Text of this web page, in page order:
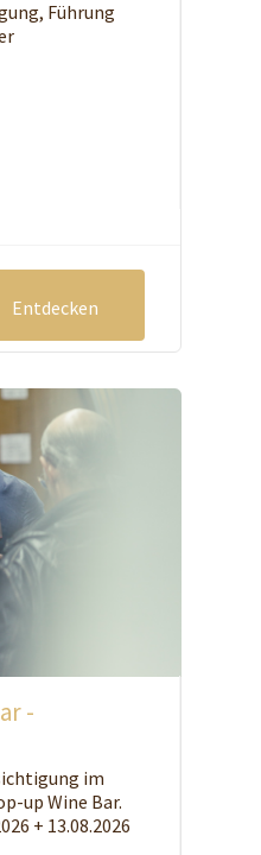
Führung
Entdecken
-
im
up Wine Bar.
+ 13.08.2026